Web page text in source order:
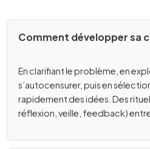
Comment développer sa
En clarifiant le problème, en
s’autocensurer, puis en
rapidement des idées. Des
réflexion, veille, feedback)